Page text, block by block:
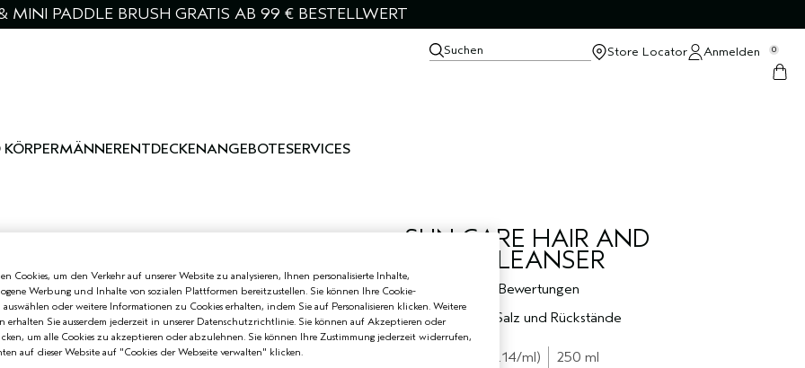
PADDLE BRUSH GRATIS AB 99 € BESTELLWERT
Suchen Store Locator Anmelden 0
MÄNNERENTDECKENANGEBOTESERVICES
SUN CARE HAIR AND
BODY CLEANSER
1 Bewertungen
Entfernt Chlor, Salz und Rückstände
€0.14/ml 250 ml
Cookies, um den Verkehr auf unserer Website zu analysieren, Ihnen personalisierte Inhalte,
Werbung und Inhalte von sozialen Plattformen bereitzustellen. Sie können Ihre Cookie-
auswählen oder weitere Informationen zu Cookies erhalten, indem Sie auf Personalisieren klicken. Weitere
erhalten Sie ausserdem jederzeit in unserer Datenschutzrichtlinie. Sie können auf Akzeptieren oder
um alle Cookies zu akzeptieren oder abzulehnen. Sie können Ihre Zustimmung jederzeit widerrufen,
auf dieser Website auf "Cookies der Webseite verwalten" klicken.